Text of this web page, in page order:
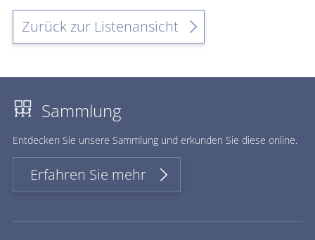
Zurück zur Listenansicht
Sammlung
Ent­de­cken Sie un­se­re Samm­lung und er­kun­den Sie die­se on­line.
Erfahren Sie mehr